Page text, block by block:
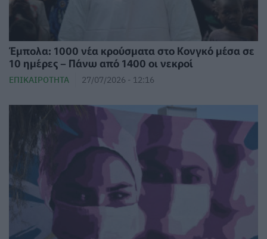
Έμπολα: 1000 νέα κρούσματα στο Κονγκό μέσα σε
10 ημέρες – Πάνω από 1400 οι νεκροί
ΕΠΙΚΑΙΡΌΤΗΤΑ 27/07/2026 - 12:16